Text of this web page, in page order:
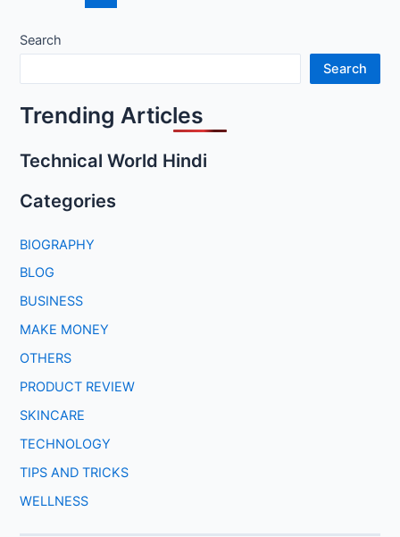
Mind:
A
Step-
Step
in
Search
Search
Trending Articles
Technical World Hindi
Categories
BIOGRAPHY
BLOG
BUSINESS
MAKE MONEY
OTHERS
PRODUCT REVIEW
SKINCARE
TECHNOLOGY
TIPS AND TRICKS
WELLNESS